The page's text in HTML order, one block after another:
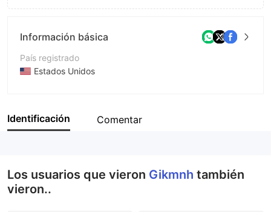
Información básica
País registrado
Estados Unidos
Empresa
Identificación Comentar
Los usuarios que vieron Gikmnh también
vieron..